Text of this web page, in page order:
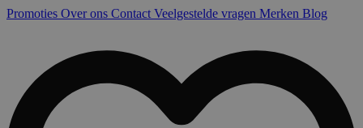
Promoties Over ons Contact Veelgestelde vragen Merken Blog